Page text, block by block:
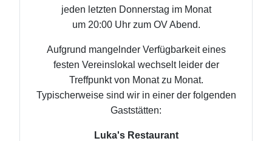
jeden letzten Donnerstag im Monat
um 20:00 Uhr zum OV Abend.
Aufgrund mangelnder Verfügbarkeit eines
festen Vereinslokal wechselt leider der
Treffpunkt von Monat zu Monat.
Typischerweise sind wir in einer der folgenden
Gaststätten:
Luka's Restaurant